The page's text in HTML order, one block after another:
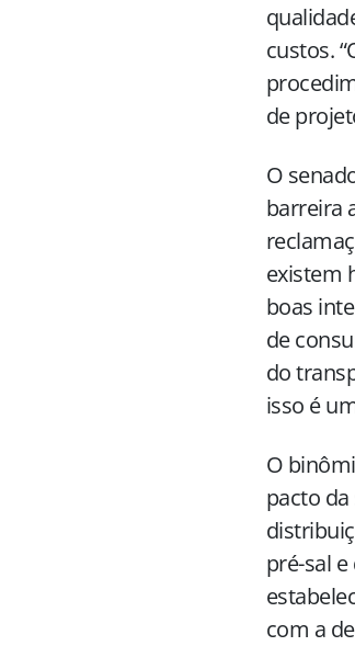
custos.
de
O
barreira
existem
boas
de
do
isso é
O
pacto
pré-sal
com a